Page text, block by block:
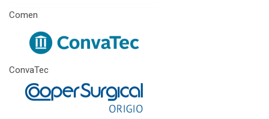
Comen
ConvaTec